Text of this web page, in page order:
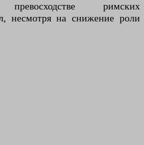
превосходстве римских
несмотря на снижение роли